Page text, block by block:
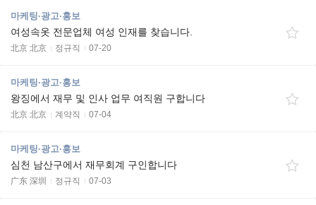
마케팅·광고·홍보
여성속옷 전문업체 여성 인재를 찾습니다.
北京 北京 정규직 07-20
마케팅·광고·홍보
왕징에서 재무 및 인사 업무 여직원 구합니다
北京 北京 계약직 07-04
마케팅·광고·홍보
심천 남산구에서 재무회계 구인합니다
广东 深圳 정규직 07-03